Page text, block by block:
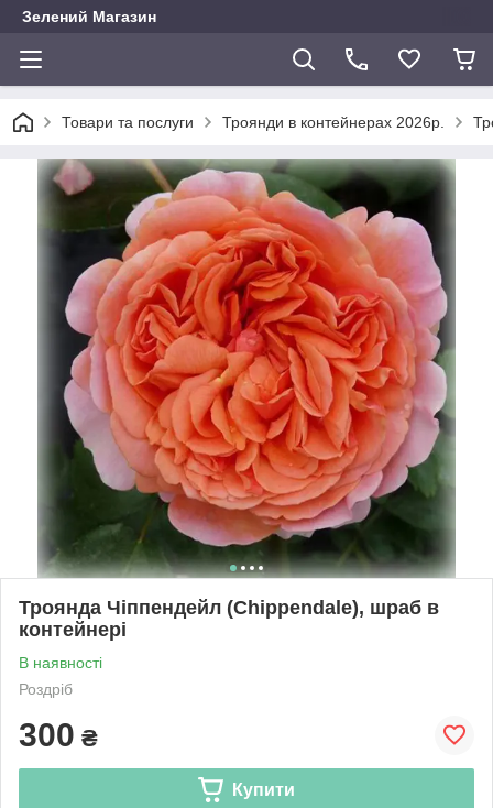
Зелений Магазин
Товари та послуги Троянди в контейнерах 2026р.
Троянда Чіппендейл (Сhippendale), шраб в
контейнері
В наявності
Роздріб
300 ₴
Купити